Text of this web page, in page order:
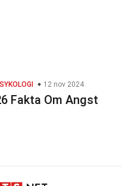
12 nov 2024
Fakta Om Angst